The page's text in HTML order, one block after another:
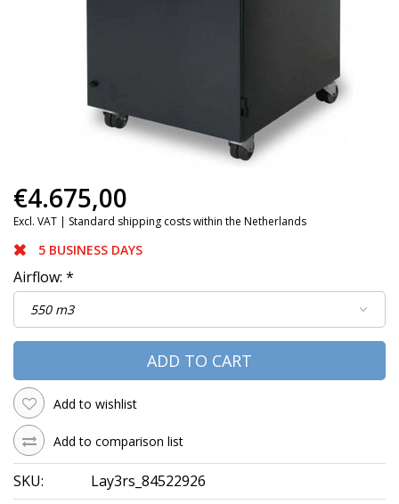
€4.675,00
Excl. VAT | Standard shipping costs within the Netherlands
5 BUSINESS DAYS
Airflow: *
ADD TO CART
Add to wishlist
Add to comparison list
SKU: Lay3rs_84522926